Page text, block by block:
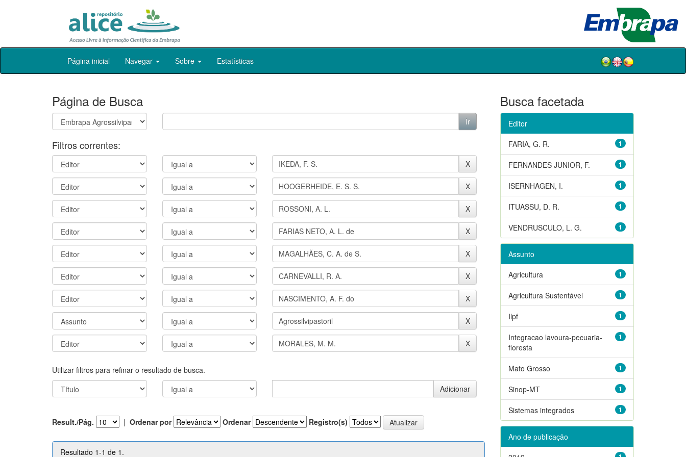
Skip
Página inicial Navegar Sobre Estatísticas
Página de Busca
Filtros correntes:
Utilizar filtros para refinar o resultado de busca.
Result./Pág. | Ordenar por Ordenar Registro(s)
Resultado 1-1 de 1.
Busca facetada
Editor
1
FARIA, G. R.
1
FERNANDES JUNIOR, F.
1
ISERNHAGEN, I.
1
ITUASSU, D. R.
1
VENDRUSCULO, L. G.
Assunto
1
Agricultura
1
Agricultura Sustentável
1
Ilpf
1
Integracao lavoura-pecuaria-
floresta
1
Mato Grosso
1
Sinop-MT
1
Sistemas integrados
Ano de publicação